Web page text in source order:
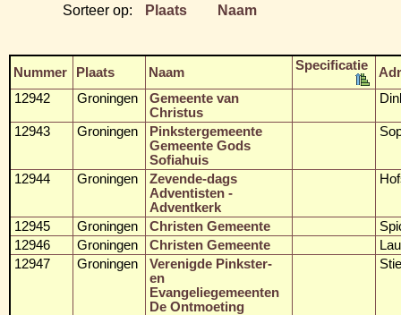
Sorteer op: Plaats Naam
Nummer Plaats Naam Specificatie
12942
Groningen
Gemeente van
Christus
12943 Groningen
Pinkstergemeente
Gemeente Gods
Sofiahuis
12944 Groningen
Zevende-dags
Adventisten -
Adventkerk
12945 Groningen Christen Gemeente
12946
Groningen Christen Gemeente
12947
Groningen
Verenigde Pinkster-
en
Evangeliegemeenten
De Ontmoeting